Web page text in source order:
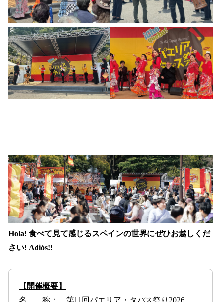
Hola! 食べて見て感じるスペインの世界にぜひお越しくだ
さい! Adiós!!
【開催概要】
名 称： 第11回パエリア・タパス祭り2026